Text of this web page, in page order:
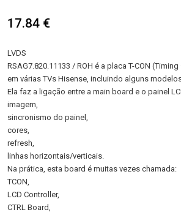
17.84 €
LVDS
RSAG7.820.11133 / ROH é a placa T-CON
em várias TVs Hisense, incluindo alguns
Ela faz a ligação entre a main board e o painel
imagem,
sincronismo do painel,
cores,
refresh,
linhas horizontais/verticais.
Na prática, esta board é muitas vezes chamada:
TCON,
LCD Controller,
CTRL Board,